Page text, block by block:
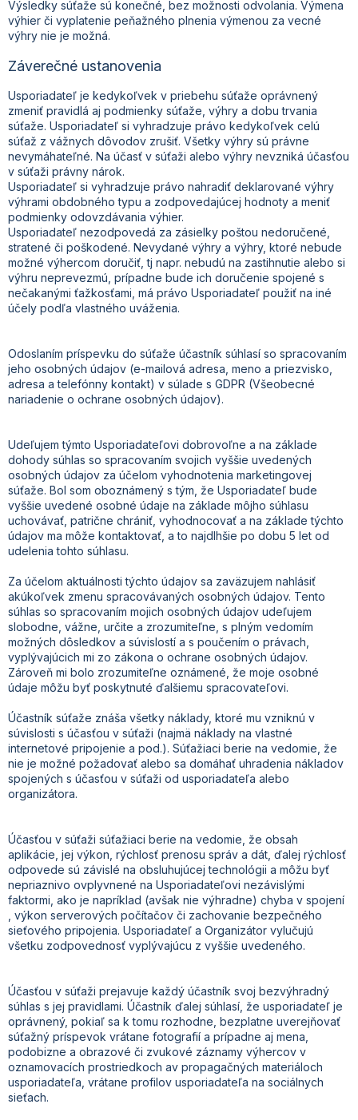
Výsledky súťaže sú konečné, bez možnosti odvolania. Výmena
výhier či vyplatenie peňažného plnenia výmenou za vecné
výhry nie je možná.
Záverečné ustanovenia
Usporiadateľ je kedykoľvek v priebehu súťaže oprávnený
zmeniť pravidlá aj podmienky súťaže, výhry a dobu trvania
súťaže. Usporiadateľ si vyhradzuje právo kedykoľvek celú
súťaž z vážnych dôvodov zrušiť. Všetky výhry sú právne
nevymáhateľné. Na účasť v súťaži alebo výhry nevzniká účasťou
v súťaži právny nárok.
Usporiadateľ si vyhradzuje právo nahradiť deklarované výhry
výhrami obdobného typu a zodpovedajúcej hodnoty a meniť
podmienky odovzdávania výhier.
Usporiadateľ nezodpovedá za zásielky poštou nedoručené,
stratené či poškodené. Nevydané výhry a výhry, ktoré nebude
možné výhercom doručiť, tj napr. nebudú na zastihnutie alebo si
výhru neprevezmú, prípadne bude ich doručenie spojené s
nečakanými ťažkosťami, má právo Usporiadateľ použiť na iné
účely podľa vlastného uváženia.
Odoslaním príspevku do súťaže účastník súhlasí so spracovaním
jeho osobných údajov (e-mailová adresa, meno a priezvisko,
adresa a telefónny kontakt) v súlade s GDPR (Všeobecné
nariadenie o ochrane osobných údajov).
Udeľujem týmto Usporiadateľovi dobrovoľne a na základe
dohody súhlas so spracovaním svojich vyššie uvedených
osobných údajov za účelom vyhodnotenia marketingovej
súťaže. Bol som oboznámený s tým, že Usporiadateľ bude
vyššie uvedené osobné údaje na základe môjho súhlasu
uchovávať, patrične chrániť, vyhodnocovať a na základe týchto
údajov ma môže kontaktovať, a to najdlhšie po dobu 5 let od
udelenia tohto súhlasu.
Za účelom aktuálnosti týchto údajov sa zaväzujem nahlásiť
akúkoľvek zmenu spracovávaných osobných údajov. Tento
súhlas so spracovaním mojich osobných údajov udeľujem
slobodne, vážne, určite a zrozumiteľne, s plným vedomím
možných dôsledkov a súvislostí a s poučením o právach,
vyplývajúcich mi zo zákona o ochrane osobných údajov.
Zároveň mi bolo zrozumiteľne oznámené, že moje osobné
údaje môžu byť poskytnuté ďalšiemu spracovateľovi.
Účastník súťaže znáša všetky náklady, ktoré mu vzniknú v
súvislosti s účasťou v súťaži (najmä náklady na vlastné
internetové pripojenie a pod.). Súťažiaci berie na vedomie, že
nie je možné požadovať alebo sa domáhať uhradenia nákladov
spojených s účasťou v súťaži od usporiadateľa alebo
organizátora.
Účasťou v súťaži súťažiaci berie na vedomie, že obsah
aplikácie, jej výkon, rýchlosť prenosu správ a dát, ďalej rýchlosť
odpovede sú závislé na obsluhujúcej technológii a môžu byť
nepriaznivo ovplyvnené na Usporiadateľovi nezávislými
faktormi, ako je napríklad (avšak nie výhradne) chyba v spojení
, výkon serverových počítačov či zachovanie bezpečného
sieťového pripojenia. Usporiadateľ a Organizátor vylučujú
všetku zodpovednosť vyplývajúcu z vyššie uvedeného.
Účasťou v súťaži prejavuje každý účastník svoj bezvýhradný
súhlas s jej pravidlami. Účastník ďalej súhlasí, že usporiadateľ je
oprávnený, pokiaľ sa k tomu rozhodne, bezplatne uverejňovať
súťažný príspevok vrátane fotografií a prípadne aj mena,
podobizne a obrazové či zvukové záznamy výhercov v
oznamovacích prostriedkoch av propagačných materiáloch
usporiadateľa, vrátane profilov usporiadateľa na sociálnych
sieťach.